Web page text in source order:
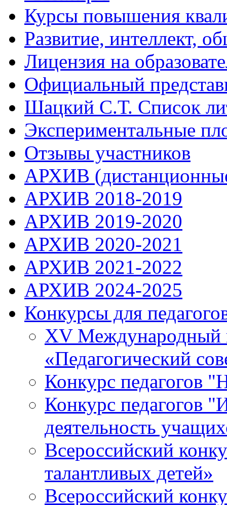
Курсы повышения
Развитие, интеллект,
Лицензия на
Официальный
Шацкий С.Т. Список
Экспериментальные
Отзывы участников
АРХИВ
АРХИВ 2018-2019
АРХИВ 2019-2020
АРХИВ 2020-2021
АРХИВ 2021-2022
АРХИВ 2024-2025
Конкурсы для
XV Международный
«Педагогический
Конкурс педагогов
Конкурс педагогов
деятельность
Всероссийский
талантливых детей»
Всероссийский